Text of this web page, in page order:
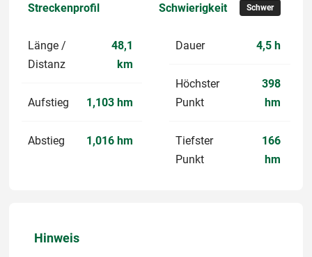
Streckenprofil Schwierigkeit Schwer
Länge /
Distanz
48,1
km
Aufstieg 1,103 hm
Abstieg 1,016 hm
Dauer 4,5 h
Höchster
Punkt
398
hm
Tiefster
Punkt
166
hm
Hinweis